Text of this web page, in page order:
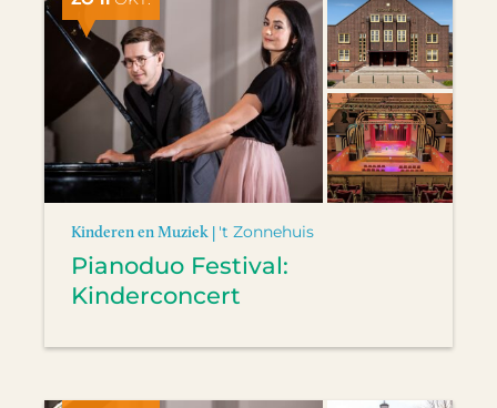
Kinderen en Muziek | 't Zonnehuis
Pianoduo Festival:
Kinderconcert